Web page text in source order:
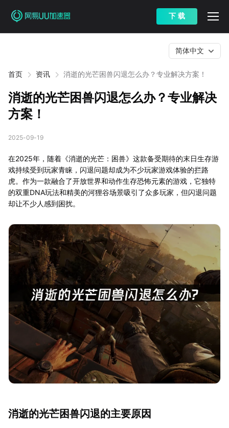
下 载
首页 资讯 消逝的光芒困兽闪退怎么办？专业解决方案！
简体中文
消逝的光芒困兽闪退怎么办？专业解决
方案！
2025-09-19
在2025年，随着《消逝的光芒：困兽》这款备受期待的末日生存游
戏持续受到玩家青睐，闪退问题却成为不少玩家游戏体验的拦路
虎。作为一款融合了开放世界和动作生存恐怖元素的游戏，它独特
的双重DNA玩法和精美的河狸谷场景吸引了众多玩家，但闪退问题
却让不少人感到困扰。
消逝的光芒困兽闪退的主要原因